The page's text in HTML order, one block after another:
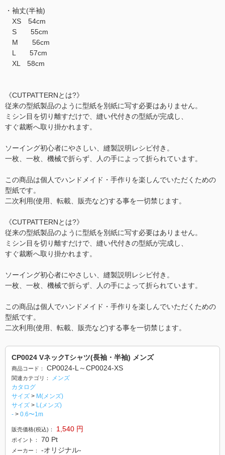
・袖丈(半袖)
XS 54cm
S 55cm
M 56cm
L 57cm
XL 58cm
《CUTPATTERNとは?》
従来の型紙製品のように型紙を別紙に写す必要はありません。
ミシン目を切り離すだけで、縫い代付きの型紙が完成し、
すぐ裁断へ取り掛かれます。
ソーイング初心者にやさしい、縫製説明レシピ付き。
一枚、一枚、機械で折らず、人の手によって折られています。
この商品は個人でハンドメイド・手作りを楽しんでいただくための
型紙です。
二次利用(使用、転載、販売など)する事を一切禁じます。
《CUTPATTERNとは?》
従来の型紙製品のように型紙を別紙に写す必要はありません。
ミシン目を切り離すだけで、縫い代付きの型紙が完成し、
すぐ裁断へ取り掛かれます。
ソーイング初心者にやさしい、縫製説明レシピ付き。
一枚、一枚、機械で折らず、人の手によって折られています。
この商品は個人でハンドメイド・手作りを楽しんでいただくための
型紙です。
二次利用(使用、転載、販売など)する事を一切禁じます。
CP0024 VネックTシャツ(長袖・半袖) メンズ
商品コード： CP0024-L～CP0024-XS
関連カテゴリ：
メンズ
カタログ
サイズ > M(メンズ)
サイズ > L(メンズ)
- > 0.6〜1m
販売価格(税込)： 1,540 円
ポイント： 70 Pt
メーカー： -オリジナル-